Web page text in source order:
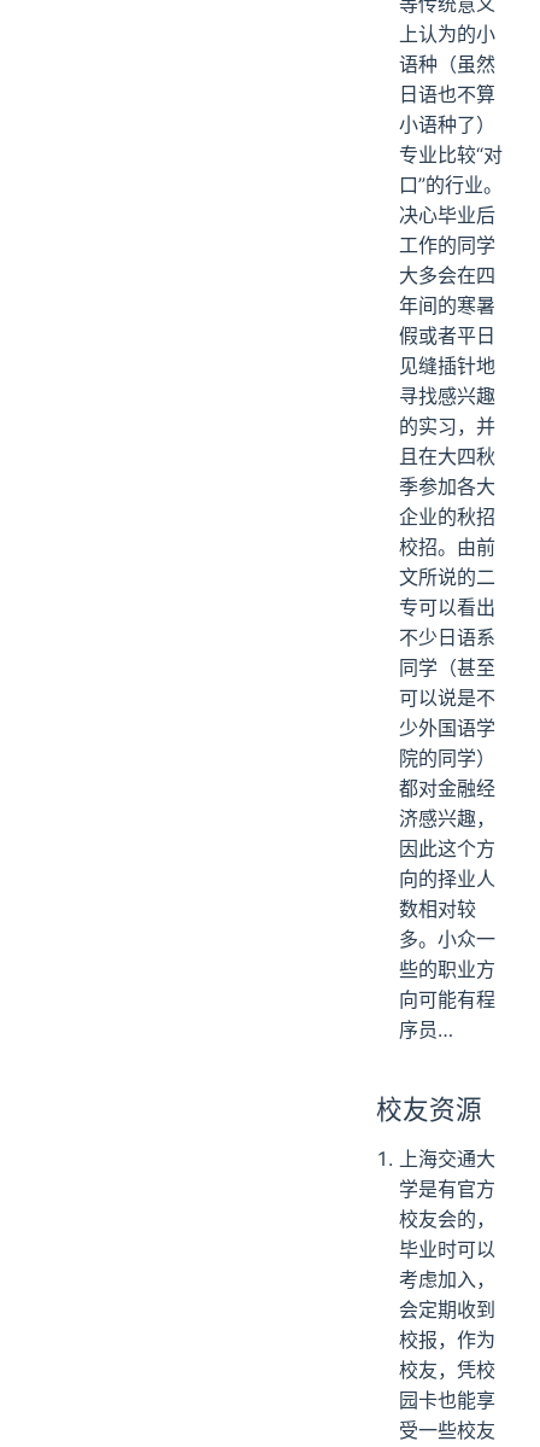
上认为的小
语种（虽然
日语也不算
小语种了）
专业比较“对
口”的行业。
决心毕业后
工作的同学
大多会在四
年间的寒暑
假或者平日
见缝插针地
寻找感兴趣
的实习，并
且在大四秋
季参加各大
企业的秋招
校招。由前
文所说的二
专可以看出
不少日语系
同学（甚至
可以说是不
少外国语学
院的同学）
都对金融经
济感兴趣，
因此这个方
向的择业人
数相对较
多。小众一
些的职业方
向可能有程
序员…
校友资源
上海交通大
学是有官方
校友会的，
毕业时可以
考虑加入，
会定期收到
校报，作为
校友，凭校
园卡也能享
受一些校友